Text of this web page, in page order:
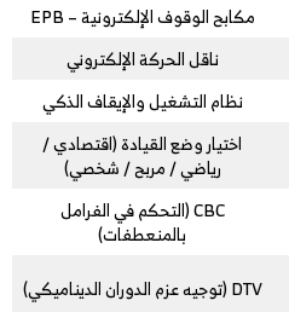
مكابح الوقوف الإلكترونية – EPB
ناقل الحركة الإلكتروني
نظام التشغيل والإيقاف الذكي
اختيار وضع القيادة (اقتصادي /
رياضي / مربح / شخصي)
CBC (التحكم في الفرامل
بالمنعطفات)
DTV (توجيه عزم الدوران الديناميكي)